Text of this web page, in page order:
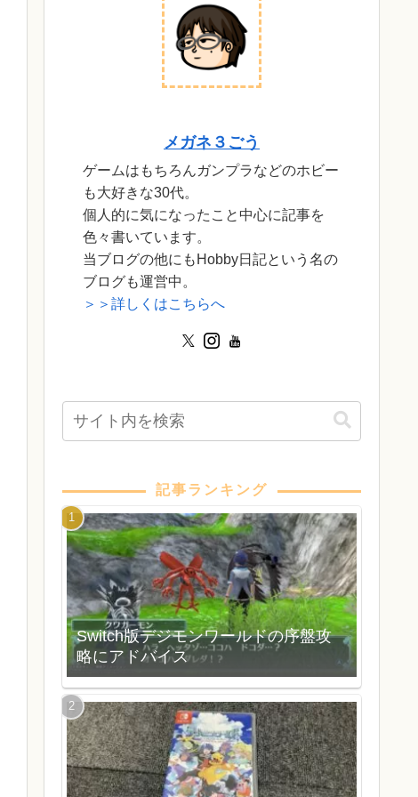
メガネ３ごう
ゲームはもちろんガンプラなどのホビー
も大好きな30代。
個人的に気になったこと中心に記事を
色々書いています。
当ブログの他にもHobby日記という名の
ブログも運営中。
＞＞詳しくはこちらへ
記事ランキング
Switch版デジモンワールドの序盤攻
略にアドバイス